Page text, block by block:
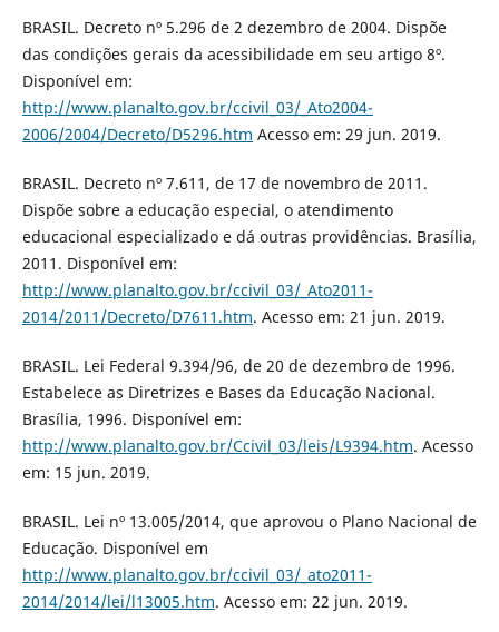
BRASIL. Decreto nº 5.296 de 2 dezembro de 2004. Dispõe
das condições gerais da acessibilidade em seu artigo 8º.
Disponível em:
http://www.planalto.gov.br/ccivil_03/_Ato2004-
2006/2004/Decreto/D5296.htm Acesso em: 29 jun. 2019.
BRASIL. Decreto nº 7.611, de 17 de novembro de 2011.
Dispõe sobre a educação especial, o atendimento
educacional especializado e dá outras providências. Brasília,
2011. Disponível em:
http://www.planalto.gov.br/ccivil_03/_Ato2011-
2014/2011/Decreto/D7611.htm. Acesso em: 21 jun. 2019.
BRASIL. Lei Federal 9.394/96, de 20 de dezembro de 1996.
Estabelece as Diretrizes e Bases da Educação Nacional.
Brasília, 1996. Disponível em:
http://www.planalto.gov.br/Ccivil_03/leis/L9394.htm. Acesso
em: 15 jun. 2019.
BRASIL. Lei nº 13.005/2014, que aprovou o Plano Nacional de
Educação. Disponível em
http://www.planalto.gov.br/ccivil_03/_ato2011-
2014/2014/lei/l13005.htm. Acesso em: 22 jun. 2019.